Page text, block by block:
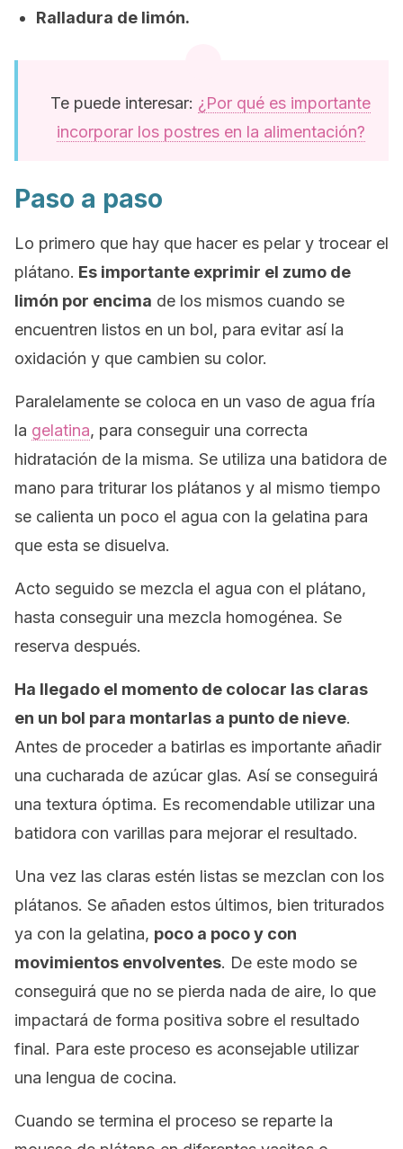
Ralladura de limón.
Te puede interesar: ¿Por qué es importante
incorporar los postres en la alimentación?
Paso a paso
Lo primero que hay que hacer es pelar y trocear el
plátano. Es importante exprimir el zumo de
limón por encima de los mismos cuando se
encuentren listos en un bol, para evitar así la
oxidación y que cambien su color.
Paralelamente se coloca en un vaso de agua fría
la gelatina, para conseguir una correcta
hidratación de la misma. Se utiliza una batidora de
mano para triturar los plátanos y al mismo tiempo
se calienta un poco el agua con la gelatina para
que esta se disuelva.
Acto seguido se mezcla el agua con el plátano,
hasta conseguir una mezcla homogénea. Se
reserva después.
Ha llegado el momento de colocar las claras
en un bol para montarlas a punto de nieve.
Antes de proceder a batirlas es importante añadir
una cucharada de azúcar glas. Así se conseguirá
una textura óptima. Es recomendable utilizar una
batidora con varillas para mejorar el resultado.
Una vez las claras estén listas se mezclan con los
plátanos. Se añaden estos últimos, bien triturados
ya con la gelatina, poco a poco y con
movimientos envolventes. De este modo se
conseguirá que no se pierda nada de aire, lo que
impactará de forma positiva sobre el resultado
final. Para este proceso es aconsejable utilizar
una lengua de cocina.
Cuando se termina el proceso se reparte la